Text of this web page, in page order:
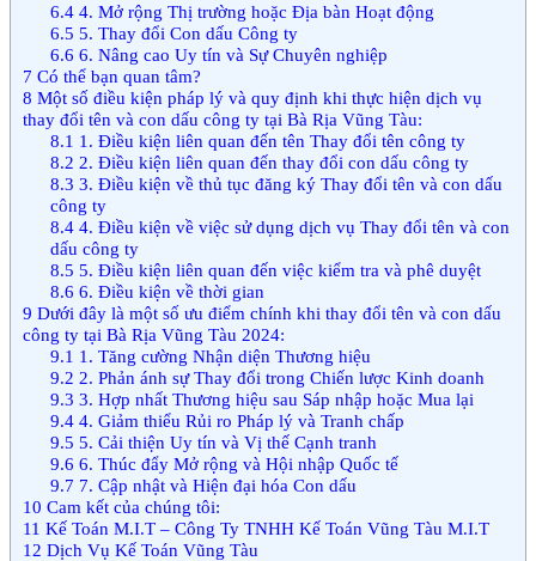
6.44. Mở rộng Thị trường hoặc Địa bàn Hoạt động
6.5 5. Thay đổi Con dấu Công ty
6.6 6. Nâng cao Uy tín và Sự Chuyên nghiệp
7 Có thể bạn quan tâm?
8 Một số điều kiện pháp lý và quy định khi thực hiện dịch vụ
thay đổi tên và con dấu công ty tại Bà Rịa Vũng Tàu:
8.1 1. Điều kiện liên quan đến tên Thay đổi tên công ty
8.2 2. Điều kiện liên quan đến thay đổi con dấu công ty
8.3 3. Điều kiện về thủ tục đăng ký Thay đổi tên và con dấu
công ty
8.44. Điều kiện về việc sử dụng dịch vụ Thay đổi tên và con
dấu công ty
8.5 5. Điều kiện liên quan đến việc kiểm tra và phê duyệt
8.6 6. Điều kiện về thời gian
9 Dưới đây là một số ưu điểm chính khi thay đổi tên và con dấu
công ty tại Bà Rịa Vũng Tàu 2024:
9.1 1. Tăng cường Nhận diện Thương hiệu
9.2 2. Phản ánh sự Thay đổi trong Chiến lược Kinh doanh
9.3 3. Hợp nhất Thương hiệu sau Sáp nhập hoặc Mua lại
9.44. Giảm thiểu Rủi ro Pháp lý và Tranh chấp
9.5 5. Cải thiện Uy tín và Vị thế Cạnh tranh
9.6 6. Thúc đẩy Mở rộng và Hội nhập Quốc tế
9.7 7. Cập nhật và Hiện đại hóa Con dấu
10 Cam kết của chúng tôi:
11 Kế Toán M.I.T – Công Ty TNHH Kế Toán Vũng Tàu M.I.T
12 Dịch Vụ Kế Toán Vũng Tàu